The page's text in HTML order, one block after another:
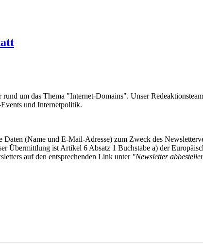
um das Thema "Internet-Domains". Unser
und Internetpolitik.
(Name und E-Mail-Adresse) zum Zweck des
Übermittlung ist Artikel 6 Absatz 1 Buchstabe a) der
auf den entsprechenden Link unter "Newsletter